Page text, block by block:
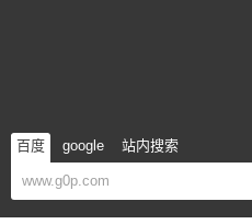
百度 google 站内搜索